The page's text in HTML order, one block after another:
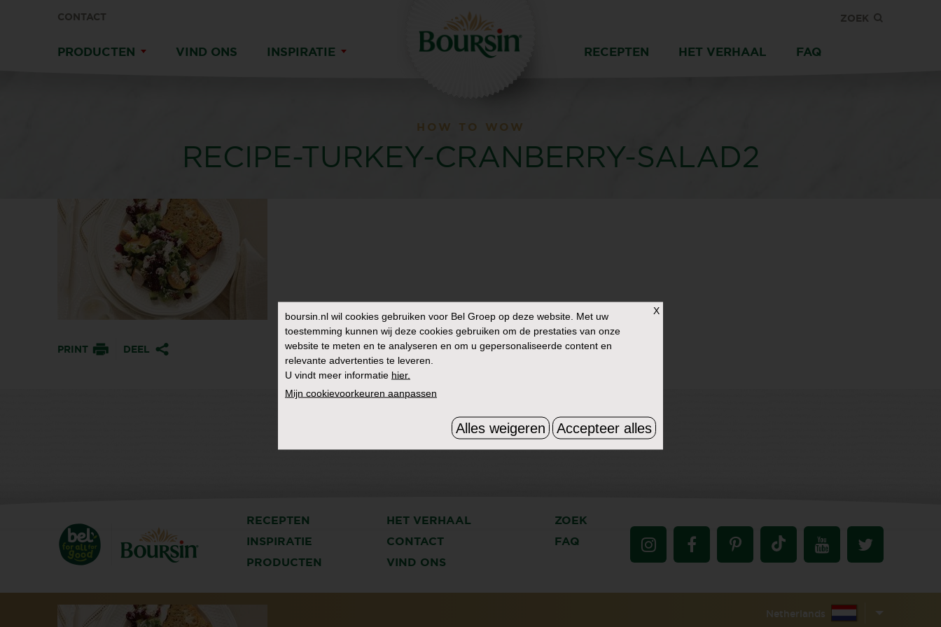
CONTACT ZOEK
PRODUCTEN VIND ONS INSPIRATIE RECEPTEN HET VERHAAL FAQ
HOW TO WOW
RECIPE-TURKEY-CRANBERRY-SALAD2
PRINT DEEL
RECEPTEN HET VERHAAL
ZOEK
INSPIRATIE
CONTACT
FAQ
PRODUCTEN
VIND ONS
Netherlands
X
boursin.nl wil cookies gebruiken voor Bel Groep op deze website. Met uw
toestemming kunnen wij deze cookies gebruiken om de prestaties van onze
website te meten en te analyseren en om u gepersonaliseerde content en
relevante advertenties te leveren.
U vindt meer informatie hier.
Mijn cookievoorkeuren aanpassen
Alles weigeren Accepteer alles